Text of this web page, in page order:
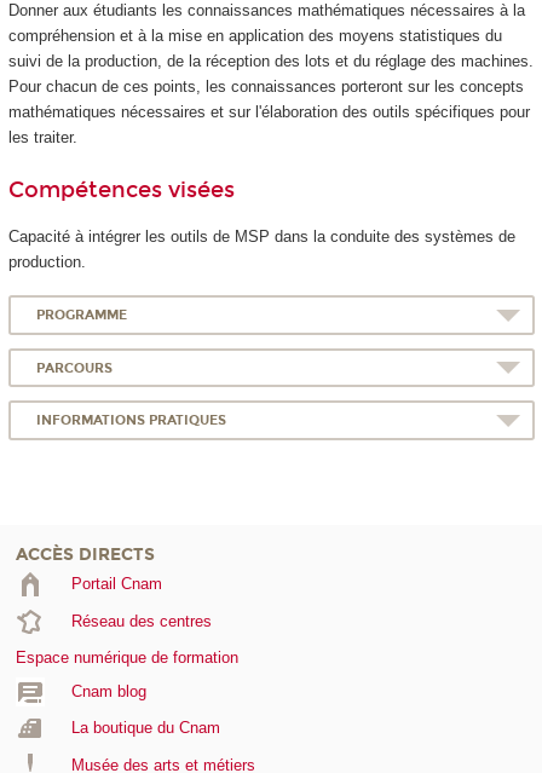
Donner aux étudiants les connaissances mathématiques nécessaires à la
compréhension et à la mise en application des moyens statistiques du
suivi de la production, de la réception des lots et du réglage des machines.
Pour chacun de ces points, les connaissances porteront sur les concepts
mathématiques nécessaires et sur l'élaboration des outils spécifiques pour
les traiter.
Compétences visées
Capacité à intégrer les outils de MSP dans la conduite des systèmes de
production.
PROGRAMME
PARCOURS
INFORMATIONS PRATIQUES
ACCÈS DIRECTS
Portail Cnam
Réseau des centres
Espace numérique de formation
Cnam blog
La boutique du Cnam
Musée des arts et métiers